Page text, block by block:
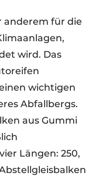
anderem für die
wird. Das
wichtigen
Abfallbergs.
aus Gummi
Längen: 250,